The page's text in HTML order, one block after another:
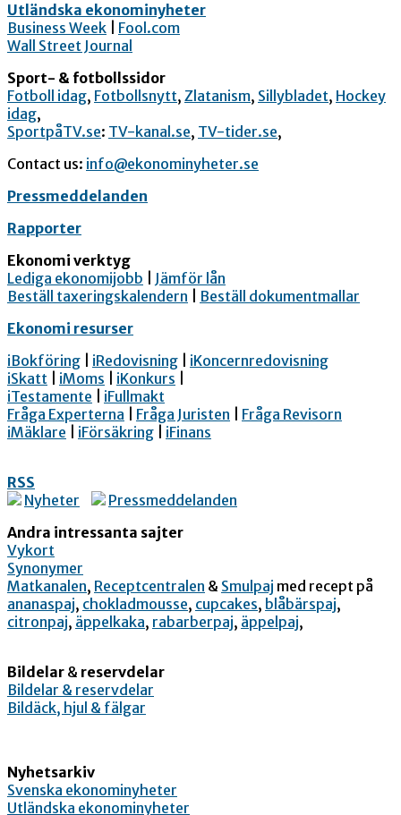
Utländska ekonominyheter
Business Week
Fool.com
Wall Street Journal
Sport- & fotbollssidor
Fotboll idag, Fotbollsnytt, Zlatanism, Sillybladet, Hockey
idag,
SportpåTV.se: TV-kanal.se, TV-tider.se,
Contact us: info@ekonominyheter.se
Pressmeddelanden
Rapporter
Ekonomi verktyg
Lediga ekonomijobb
Jämför lån
Beställ taxeringskalendern
Beställ dokumentmallar
Ekonomi resurser
iBokföring
iRedovisning
iKoncernredovisning
iSkatt
iMoms iKonkurs
iTestamente
iFullmakt
Fråga Experterna
Fråga Juristen
Fråga Revisorn
iMäklare
iFörsäkring iFinans
RSS
Nyheter
Pressmeddelanden
Andra intressanta sajter
Vykort
Synonymer
Matkanalen, Receptcentralen & Smulpaj med recept på
ananaspaj, chokladmousse, cupcakes, blåbärspaj,
citronpaj, äppelkaka, rabarberpaj, äppelpaj,
Bildelar & reservdelar
Bildelar & reservdelar
Bildäck, hjul & fälgar
Nyhetsarkiv
Svenska ekonominyheter
Utländska ekonominyheter